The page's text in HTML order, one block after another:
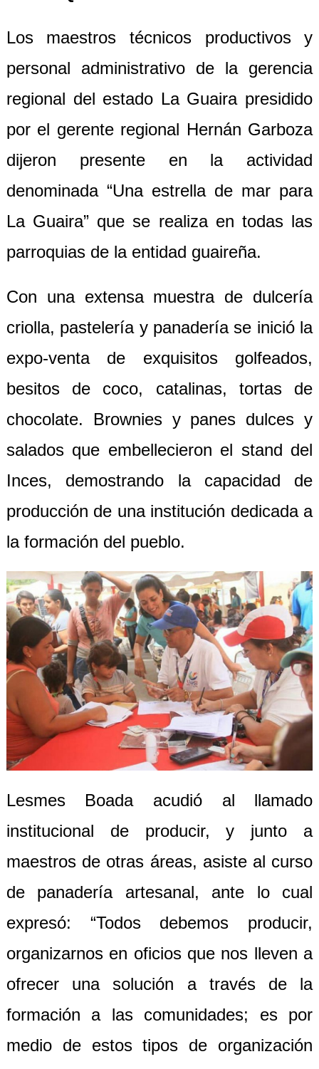
Los maestros técnicos productivos y
personal administrativo de la gerencia
regional del estado La Guaira presidido
por el gerente regional Hernán Garboza
dijeron presente en la actividad
denominada “Una estrella de mar para
La Guaira” que se realiza en todas las
parroquias de la entidad guaireña.
Con una extensa muestra de dulcería
criolla, pastelería y panadería se inició la
expo-venta de exquisitos golfeados,
besitos de coco, catalinas, tortas de
chocolate. Brownies y panes dulces y
salados que embellecieron el stand del
Inces, demostrando la capacidad de
producción de una institución dedicada a
la formación del pueblo.
Lesmes Boada acudió al llamado
institucional de producir, y junto a
maestros de otras áreas, asiste al curso
de panadería artesanal, ante lo cual
expresó: “Todos debemos producir,
organizarnos en oficios que nos lleven a
ofrecer una solución a través de la
formación a las comunidades; es por
medio de estos tipos de organización